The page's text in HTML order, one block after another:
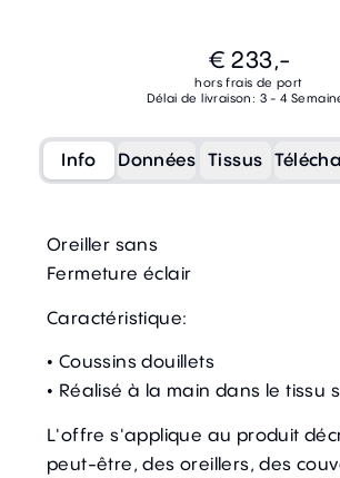
€ 233,-
hors frais de port
Délai de livraison: 3 - 4
Info Données Tissus
Oreiller sans
Fermeture éclair
Caractéristique:
• Coussins douillets
• Réalisé à la main dans le tissu
L'offre s'applique au produit
peut-être, des oreillers, des